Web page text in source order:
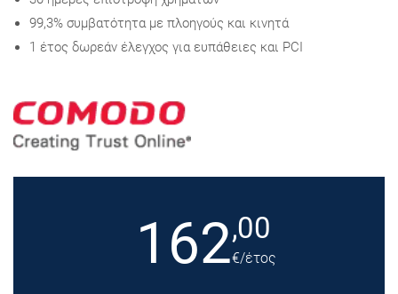
99,3% συμβατότητα με πλοηγούς και κινητά
1 έτος δωρεάν έλεγχος για ευπάθειες και PCI
162,00
€/έτος